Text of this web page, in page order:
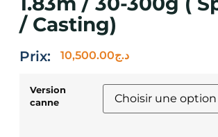
/ Casting)
Prix: د.ج10,500.00
Version
canne